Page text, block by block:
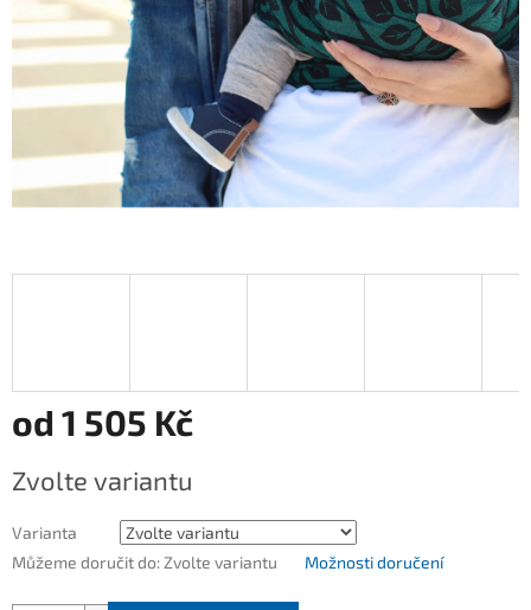
od 1 505 Kč
cena:
Zvolte variantu
Varianta
Můžeme doručit do: Zvolte variantu Možnosti doručení